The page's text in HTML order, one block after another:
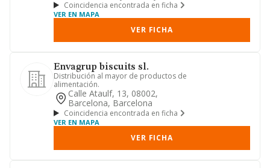
Coincidencia encontrada en ficha
VER EN MAPA
VER FICHA
Envagrup biscuits sl.
Distribución al mayor de productos de
alimentación.
Calle Ataulf, 13, 08002,
Barcelona, Barcelona
Coincidencia encontrada en ficha
VER EN MAPA
VER FICHA